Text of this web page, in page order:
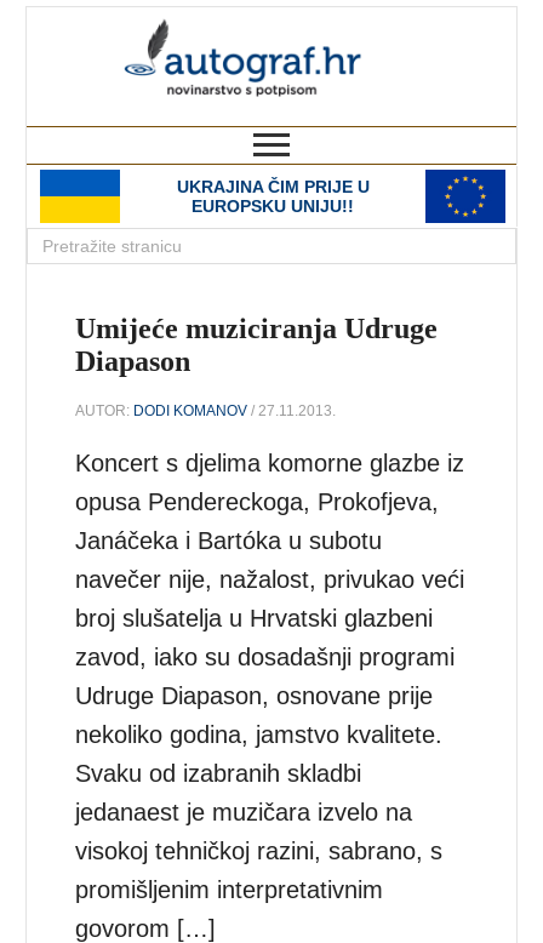
UKRAJINA ČIM PRIJE U
EUROPSKU UNIJU!!
Umijeće muziciranja Udruge
Diapason
AUTOR: DODI KOMANOV / 27.11.2013.
Koncert s djelima komorne glazbe iz
opusa Pendereckoga, Prokofjeva,
Janáčeka i Bartóka u subotu
navečer nije, nažalost, privukao veći
broj slušatelja u Hrvatski glazbeni
zavod, iako su dosadašnji programi
Udruge Diapason, osnovane prije
nekoliko godina, jamstvo kvalitete.
Svaku od izabranih skladbi
jedanaest je muzičara izvelo na
visokoj tehničkoj razini, sabrano, s
promišljenim interpretativnim
govorom […]